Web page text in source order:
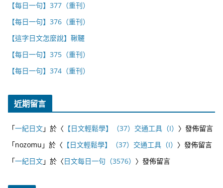
【每日一句】377（重刊）
【每日一句】376（重刊）
【這字日文怎麼說】鞦韆
【每日一句】375（重刊）
【每日一句】374（重刊）
近期留言
「一紀日文」於〈 【日文輕鬆學】（37）交通工具（I） 〉發佈留言
「nozomu 」於〈 【日文輕鬆學】（37）交通工具（I） 〉發佈留言
「一紀日文」於〈日文每日一句（3576） 〉發佈留言